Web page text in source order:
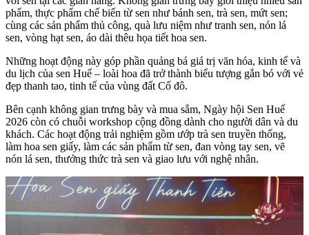
phẩm, thực phẩm chế biến từ sen như bánh sen, trà sen, mứt sen;
cùng các sản phẩm thủ công, quà lưu niệm như tranh sen, nón lá
sen, vòng hạt sen, áo dài thêu họa tiết hoa sen.
Những hoạt động này góp phần quảng bá giá trị văn hóa, kinh tế và
du lịch của sen Huế – loài hoa đã trở thành biểu tượng gắn bó với vẻ
đẹp thanh tao, tinh tế của vùng đất Cố đô.
Bên cạnh không gian trưng bày và mua sắm, Ngày hội Sen Huế
2026 còn có chuỗi workshop cộng đồng dành cho người dân và du
khách. Các hoạt động trải nghiệm gồm ướp trà sen truyền thống,
làm hoa sen giấy, làm các sản phẩm từ sen, đan vòng tay sen, vẽ
nón lá sen, thưởng thức trà sen và giao lưu với nghệ nhân.